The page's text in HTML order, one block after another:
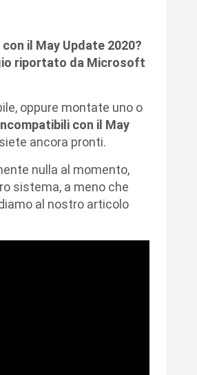
il May Update 2020?
riportato da Microsoft
oppure montate uno o
con il May
ancora pronti.
nulla al momento,
sistema, a meno che
al nostro articolo